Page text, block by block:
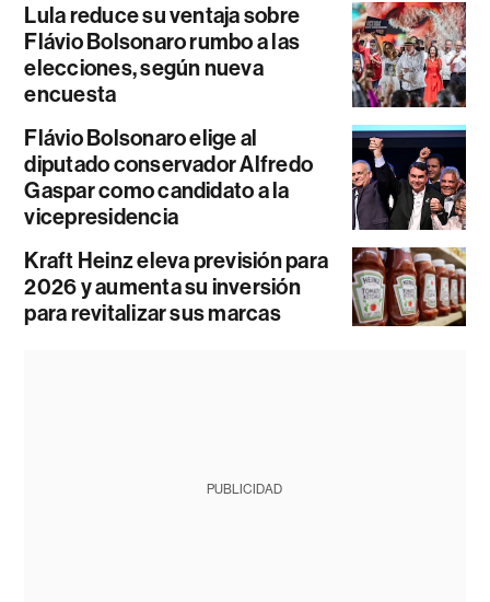
Lula reduce su ventaja sobre
Flávio Bolsonaro rumbo a las
elecciones, según nueva
encuesta
Flávio Bolsonaro elige al
diputado conservador Alfredo
Gaspar como candidato a la
vicepresidencia
Kraft Heinz eleva previsión para
2026 y aumenta su inversión
para revitalizar sus marcas
PUBLICIDAD